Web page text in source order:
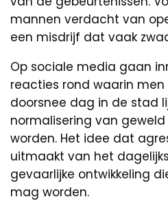
mannen verdacht van
een misdrijf dat vaak
Op sociale media gaan
reacties rond waarin
doorsnee dag in de stad
normalisering van
worden. Het idee dat
uitmaakt van het
gevaarlijke ontwikkeling
mag worden.